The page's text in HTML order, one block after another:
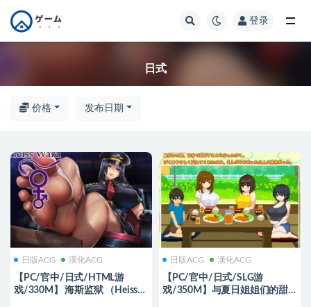
登录
日式
价格 发布日期
日版ACG 漢化ACG
【PC/官中/日式/HTML游
戏/330M】 海斯监狱 （Heiss
日版ACG 漢化ACG
【PC/官中/日式/SLG游
戏/350M】与夏日姐姐们的甜